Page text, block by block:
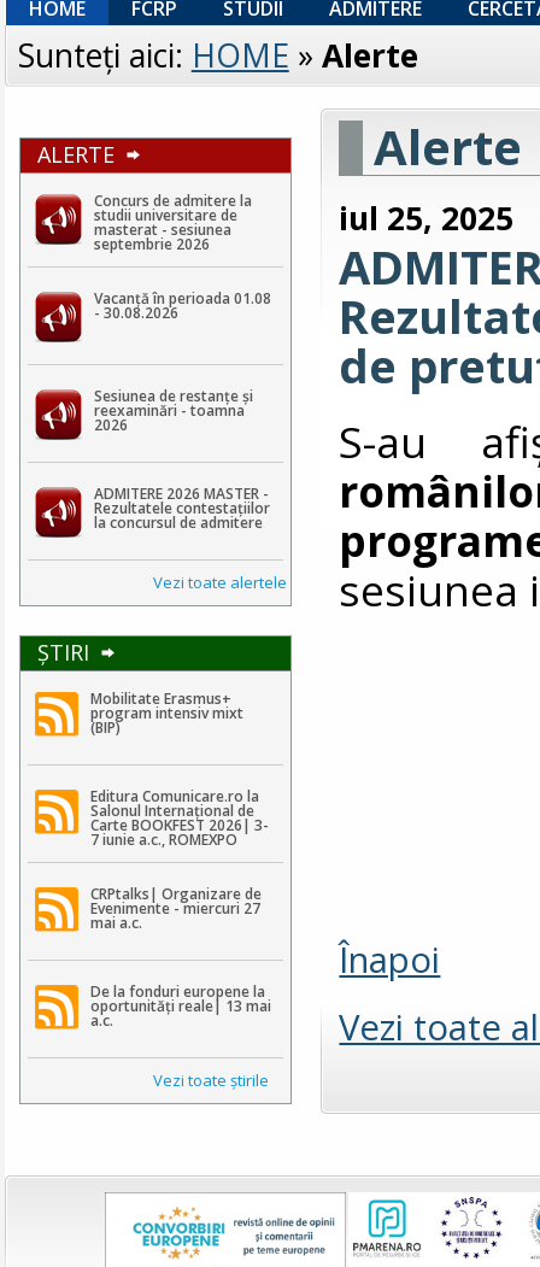
HOME FCRP STUDII ADMITERE
Sunteţi aici: HOME » Alerte
ALERTE
Concurs de admitere la
studii universitare de
masterat - sesiunea
septembrie 2026
Vacanță în perioada 01.08
- 30.08.2026
Sesiunea de restanțe și
reexaminări - toamna
2026
ADMITERE 2026 MASTER -
Rezultatele contestaţiilor
la concursul de admitere
Vezi toate alertele
ŞTIRI
Mobilitate Erasmus+
program intensiv mixt
(BIP)
Editura Comunicare.ro la
Salonul Internațional de
Carte BOOKFEST 2026| 3-
7 iunie a.c., ROMEXPO
CRPtalks| Organizare de
Evenimente - miercuri 27
mai a.c.
De la fonduri europene la
oportunități reale| 13 mai
a.c.
Vezi toate ştirile
Alerte
iul 25, 2025
de
S-au
sesiunea
Înapoi
Vezi toate